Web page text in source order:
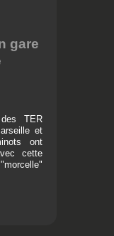
gare
TER
et
ont
cette